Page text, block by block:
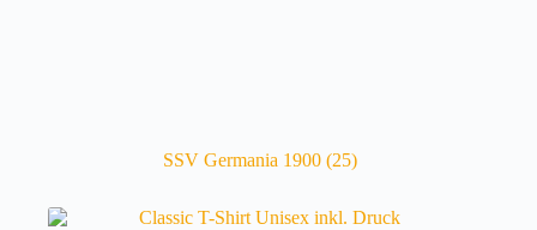
SSV Germania 1900(25)